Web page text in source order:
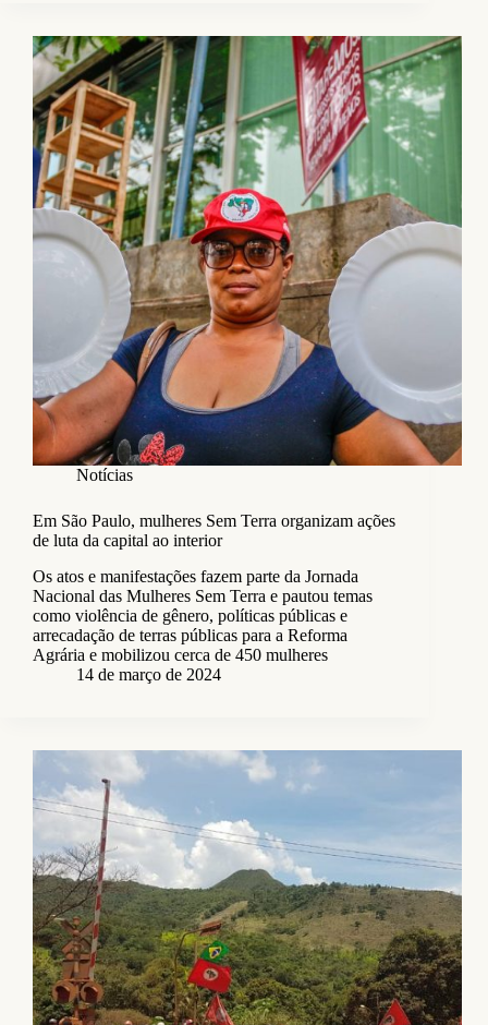
Notícias
Em São Paulo, mulheres Sem Terra organizam ações
de luta da capital ao interior
Os atos e manifestações fazem parte da Jornada
Nacional das Mulheres Sem Terra e pautou temas
como violência de gênero, políticas públicas e
arrecadação de terras públicas para a Reforma
Agrária e mobilizou cerca de 450 mulheres
14 de março de 2024